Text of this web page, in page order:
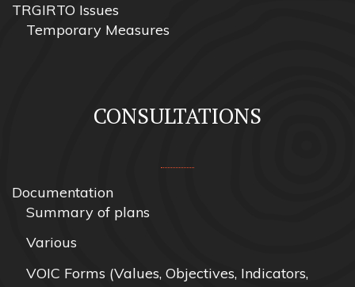
TRGIRTO Issues
Temporary Measures
CONSULTATIONS
Documentation
Summary of plans
Various
VOIC Forms (Values, Objectives, Indicators,